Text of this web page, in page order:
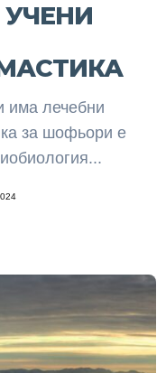
има лечебни
за шофьори е